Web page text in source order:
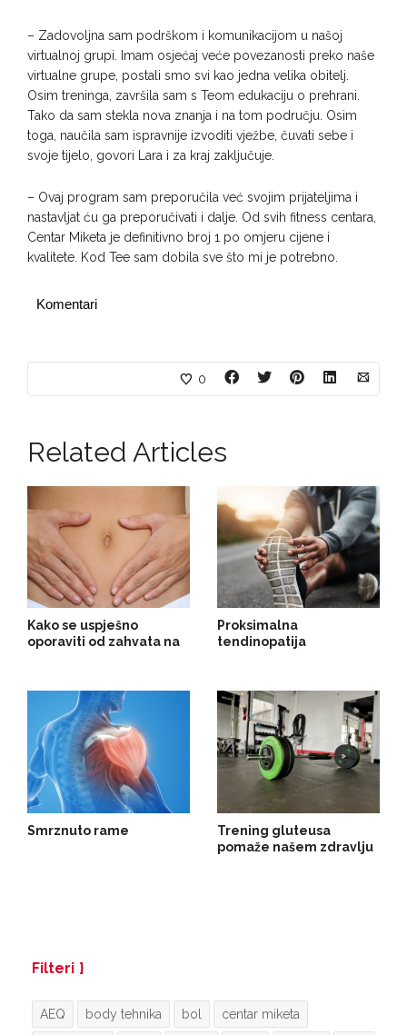
– Zadovoljna sam podrškom i komunikacijom u našoj
virtualnoj grupi. Imam osjećaj veće povezanosti preko naše
virtualne grupe, postali smo svi kao jedna velika obitelj.
Osim treninga, završila sam s Teom edukaciju o prehrani.
Tako da sam stekla nova znanja i na tom području. Osim
toga, naučila sam ispravnije izvoditi vježbe, čuvati sebe i
svoje tijelo, govori Lara i za kraj zaključuje.
– Ovaj program sam preporučila već svojim prijateljima i
nastavljat ću ga preporučivati i dalje. Od svih fitness centara,
Centar Miketa je definitivno broj 1 po omjeru cijene i
kvalitete. Kod Tee sam dobila sve što mi je potrebno.
Komentari
0
Related Articles
Kako se uspješno
oporaviti od zahvata na
Proksimalna
tendinopatija
tendinopatija stražnje
lože)
Smrznuto rame
Trening gluteusa
pomaže našem zdravlju
Filteri
AEQ body tehnika bol centar miketa